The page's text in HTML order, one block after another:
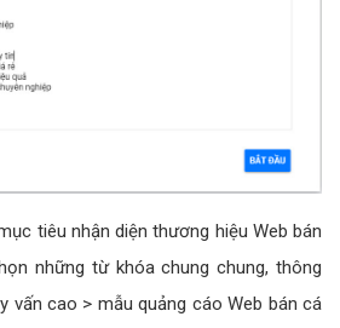
tiêu nhận diện thương hiệu Web bán
những từ khóa chung chung, thông
vấn cao > mẫu quảng cáo Web bán cá